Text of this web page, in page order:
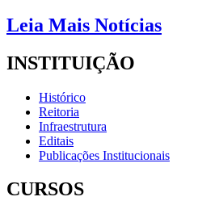
Leia Mais Notícias
INSTITUIÇÃO
Histórico
Reitoria
Infraestrutura
Editais
Publicações Institucionais
CURSOS